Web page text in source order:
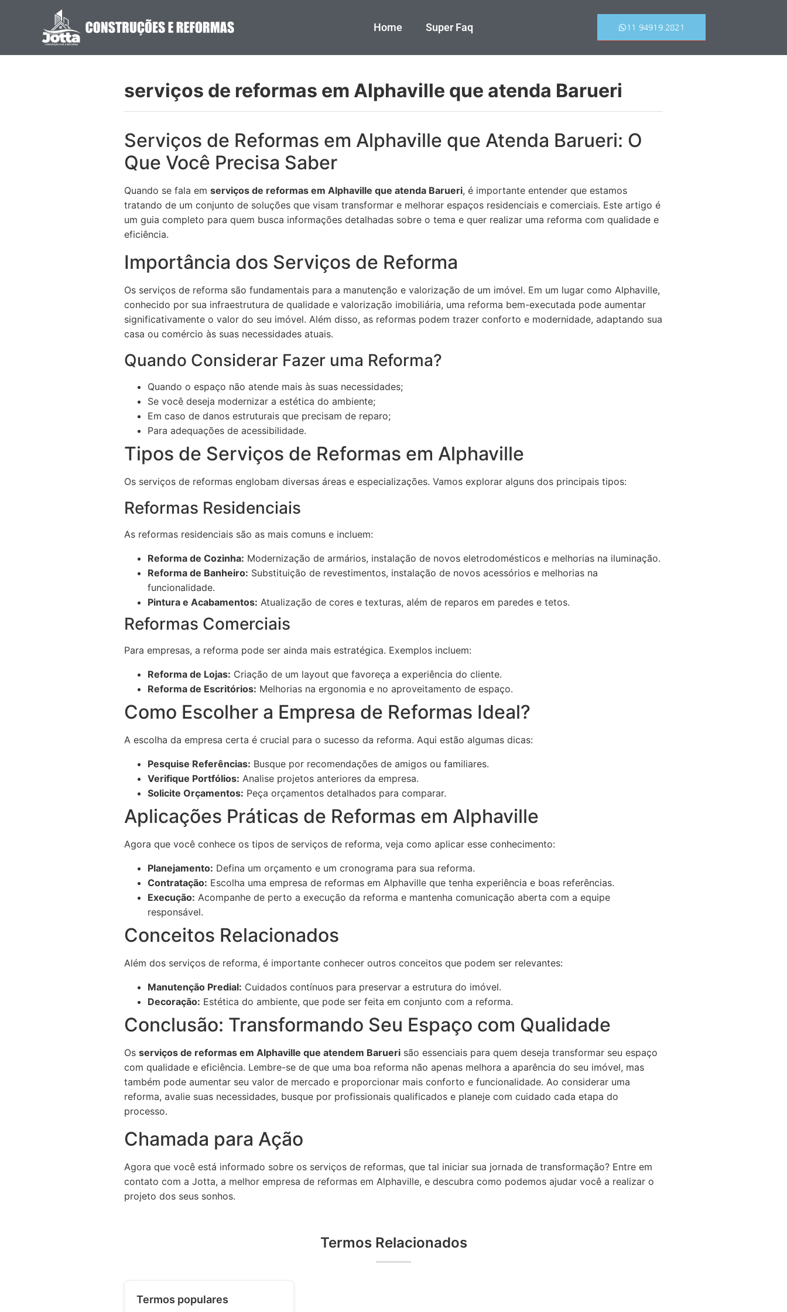
Home Super Faq 11 94919.2821
serviços de reformas em Alphaville que atenda Barueri
Serviços de Reformas em Alphaville que Atenda Barueri: O
Que Você Precisa Saber
Quando se fala em serviços de reformas em Alphaville que atenda Barueri, é importante entender que estamos
tratando de um conjunto de soluções que visam transformar e melhorar espaços residenciais e comerciais. Este artigo é
um guia completo para quem busca informações detalhadas sobre o tema e quer realizar uma reforma com qualidade e
eficiência.
Importância dos Serviços de Reforma
Os serviços de reforma são fundamentais para a manutenção e valorização de um imóvel. Em um lugar como Alphaville,
conhecido por sua infraestrutura de qualidade e valorização imobiliária, uma reforma bem-executada pode aumentar
significativamente o valor do seu imóvel. Além disso, as reformas podem trazer conforto e modernidade, adaptando sua
casa ou comércio às suas necessidades atuais.
Quando Considerar Fazer uma Reforma?
Quando o espaço não atende mais às suas necessidades;
Se você deseja modernizar a estética do ambiente;
Em caso de danos estruturais que precisam de reparo;
Para adequações de acessibilidade.
Tipos de Serviços de Reformas em Alphaville
Os serviços de reformas englobam diversas áreas e especializações. Vamos explorar alguns dos principais tipos:
Reformas Residenciais
As reformas residenciais são as mais comuns e incluem:
Reforma de Cozinha: Modernização de armários, instalação de novos eletrodomésticos e melhorias na iluminação.
Reforma de Banheiro: Substituição de revestimentos, instalação de novos acessórios e melhorias na
funcionalidade.
Pintura e Acabamentos: Atualização de cores e texturas, além de reparos em paredes e tetos.
Reformas Comerciais
Para empresas, a reforma pode ser ainda mais estratégica. Exemplos incluem:
Reforma de Lojas: Criação de um layout que favoreça a experiência do cliente.
Reforma de Escritórios: Melhorias na ergonomia e no aproveitamento de espaço.
Como Escolher a Empresa de Reformas Ideal?
A escolha da empresa certa é crucial para o sucesso da reforma. Aqui estão algumas dicas:
Pesquise Referências: Busque por recomendações de amigos ou familiares.
Verifique Portfólios: Analise projetos anteriores da empresa.
Solicite Orçamentos: Peça orçamentos detalhados para comparar.
Aplicações Práticas de Reformas em Alphaville
Agora que você conhece os tipos de serviços de reforma, veja como aplicar esse conhecimento:
Planejamento: Defina um orçamento e um cronograma para sua reforma.
Contratação: Escolha uma empresa de reformas em Alphaville que tenha experiência e boas referências.
Execução: Acompanhe de perto a execução da reforma e mantenha comunicação aberta com a equipe
responsável.
Conceitos Relacionados
Além dos serviços de reforma, é importante conhecer outros conceitos que podem ser relevantes:
Manutenção Predial: Cuidados contínuos para preservar a estrutura do imóvel.
Decoração: Estética do ambiente, que pode ser feita em conjunto com a reforma.
Conclusão: Transformando Seu Espaço com Qualidade
Os serviços de reformas em Alphaville que atendem Barueri são essenciais para quem deseja transformar seu espaço
com qualidade e eficiência. Lembre-se de que uma boa reforma não apenas melhora a aparência do seu imóvel, mas
também pode aumentar seu valor de mercado e proporcionar mais conforto e funcionalidade. Ao considerar uma
reforma, avalie suas necessidades, busque por profissionais qualificados e planeje com cuidado cada etapa do
processo.
Chamada para Ação
Agora que você está informado sobre os serviços de reformas, que tal iniciar sua jornada de transformação? Entre em
contato com a Jotta, a melhor empresa de reformas em Alphaville, e descubra como podemos ajudar você a realizar o
projeto dos seus sonhos.
Termos Relacionados
Termos populares